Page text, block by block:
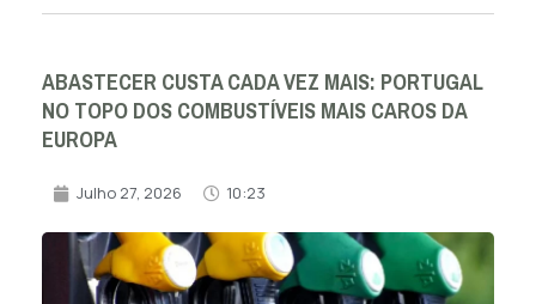
ABASTECER CUSTA CADA VEZ MAIS: PORTUGAL
NO TOPO DOS COMBUSTÍVEIS MAIS CAROS DA
EUROPA
Julho 27, 2026 10:23